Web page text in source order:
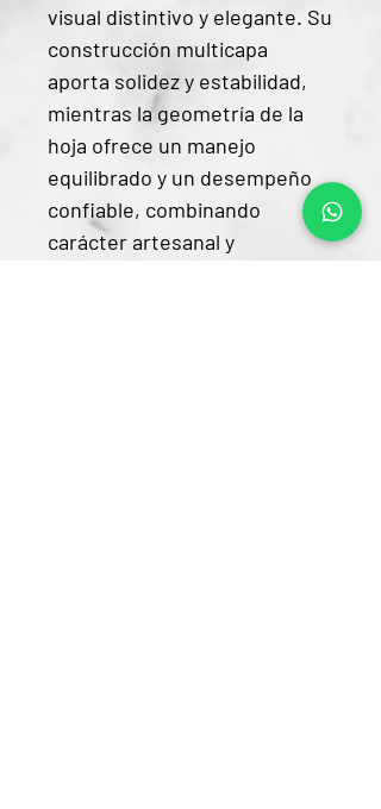
visual distintivo y elegante. Su
construcción multicapa
aporta solidez y estabilidad,
mientras la geometría de la
hoja ofrece un manejo
equilibrado y un desempeño
confiable, combinando
carácter artesanal y